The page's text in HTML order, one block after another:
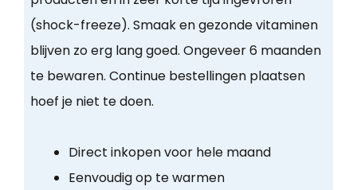
(shock-freeze). Smaak en gezonde vitaminen
blijven zo erg lang goed. Ongeveer 6 maanden
te bewaren. Continue bestellingen plaatsen
hoef je niet te doen.
Direct inkopen voor hele maand
Eenvoudig op te warmen